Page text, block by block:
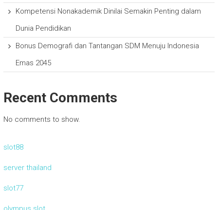
Kompetensi Nonakademik Dinilai Semakin Penting dalam
Dunia Pendidikan
Bonus Demografi dan Tantangan SDM Menuju Indonesia
Emas 2045
Recent Comments
No comments to show.
slot88
server thailand
slot77